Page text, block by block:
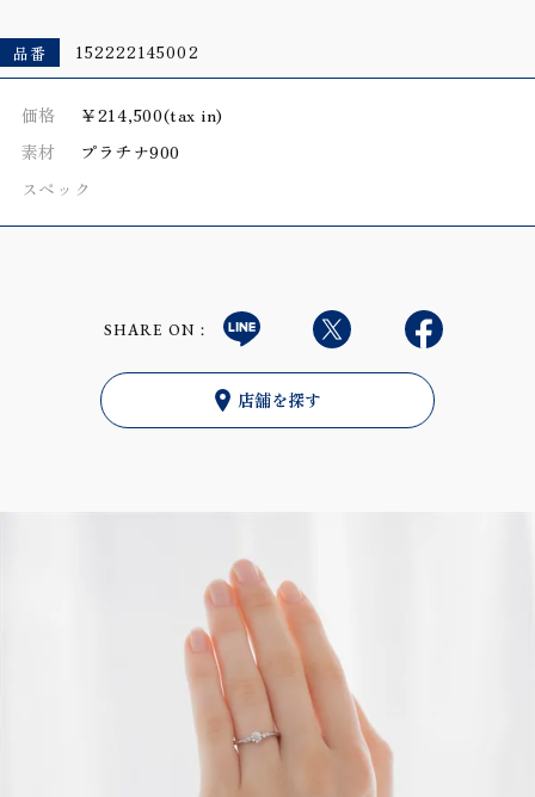
品番 152222145002
価格
￥214,500(tax in)
素材
プラチナ900
スペック
SHARE ON：
店舗を探す